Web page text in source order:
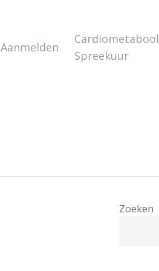
Aanmelden
Cardiometabool
Spreekuur
Zoeken